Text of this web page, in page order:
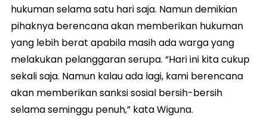
hukuman selama satu hari saja. Namun demikian
pihaknya berencana akan memberikan hukuman
yang lebih berat apabila masih ada warga yang
melakukan pelanggaran serupa. “Hari ini kita cukup
sekali saja. Namun kalau ada lagi, kami berencana
akan memberikan sanksi sosial bersih-bersih
selama seminggu penuh,” kata Wiguna.